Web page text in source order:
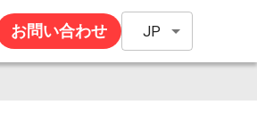
お問い合わせ JP